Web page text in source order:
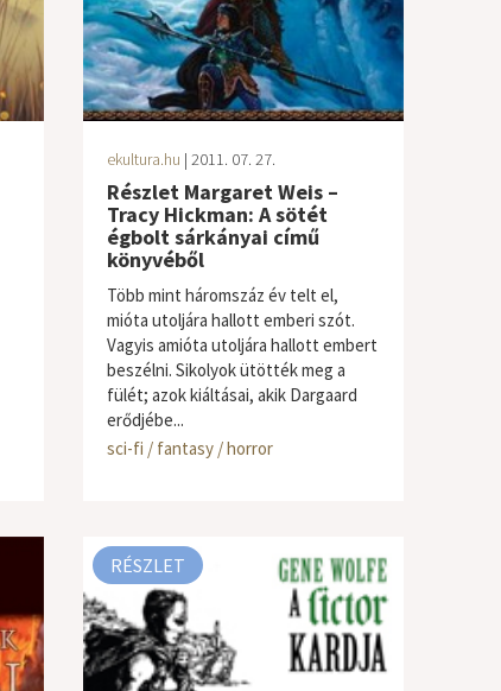
ekultura.hu | 2011. 07. 27.
Részlet Margaret Weis –
Tracy Hickman: A sötét
égbolt sárkányai című
könyvéből
Több mint háromszáz év telt el,
mióta utoljára hallott emberi szót.
Vagyis amióta utoljára hallott embert
beszélni. Sikolyok ütötték meg a
fülét; azok kiáltásai, akik Dargaard
erődjébe...
sci-fi / fantasy / horror
RÉSZLET